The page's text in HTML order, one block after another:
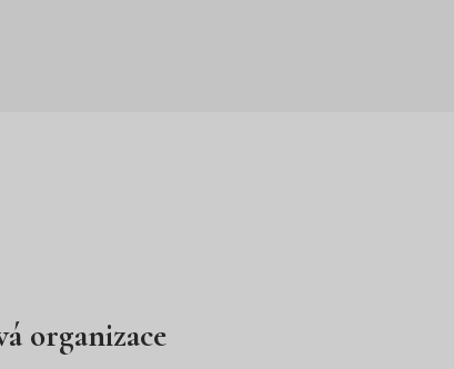
organizace